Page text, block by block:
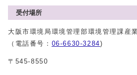
受付場所
大阪市環境局環境管理部環境管理課産
（電話番号： 06-6630-3284)
〒545-8550